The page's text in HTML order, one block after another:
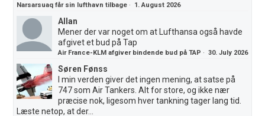
Narsarsuaq får sin lufthavn tilbage · 1. August 2026
Allan
Mener der var noget om at Lufthansa også havde
afgivet et bud på Tap
Air France-KLM afgiver bindende bud på TAP ·30. July 2026
Søren Fønss
I min verden giver det ingen mening, at satse på
747 som Air Tankers. Alt for store, og ikke nær
præcise nok, ligesom hver tankning tager lang tid.
Læste netop, at der...